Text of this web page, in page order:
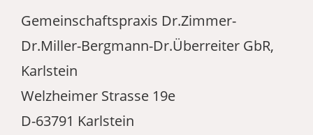
Gemeinschaftspraxis Dr.Zimmer-
Dr.Miller-Bergmann-Dr.Überreiter GbR,
Karlstein
Welzheimer Strasse 19e
D-63791 Karlstein